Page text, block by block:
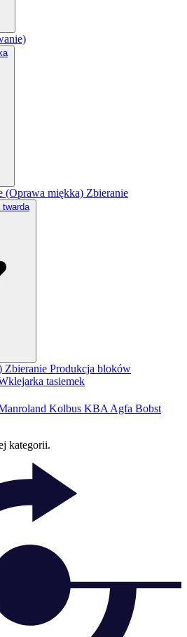
(Oprawa miękka) Zbieranie
Zbieranie Produkcja bloków
tasiemek
Kolbus KBA Agfa Bobst
kategorii.